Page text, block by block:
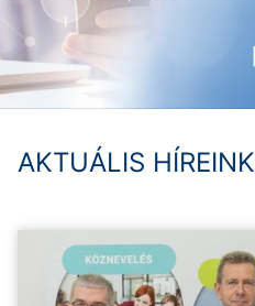
AKTUÁLIS HÍREINK